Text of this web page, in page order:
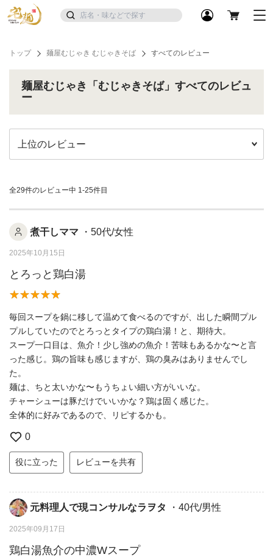
トップ 麺屋むじゃき むじゃきそば すべてのレビュー
麺屋むじゃき「むじゃきそば」すべてのレビュ
ー
全29件のレビュー中 1-25件目
煮干しママ ・50代/女性
2025年10月15日
とろっと鶏白湯
毎回スープを鍋に移して温めて食べるのですが、出した瞬間プル
プルしていたのでとろっとタイプの鶏白湯！と、期待大。
スープ一口目は、魚介！少し強めの魚介！苦味もあるかな〜と言
った感じ。鶏の旨味も感じますが、鶏の臭みはありませんでし
た。
麺は、ちと太いかな〜もうちょい細い方がいいな。
チャーシューは豚だけでいいかな？鶏は固く感じた。
全体的に好みであるので、リピするかも。
0
役に立った レビューを共有
元料理人で現コンサルなラヲタ ・40代/男性
2025年09月17日
鶏白湯魚介の中濃Wスープ